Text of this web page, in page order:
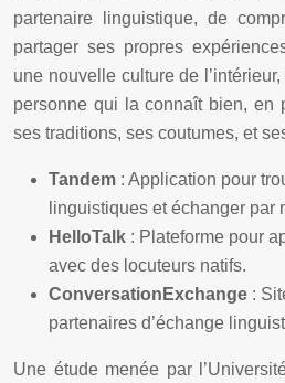
partenaire linguistique, de
partager ses propres
une nouvelle culture de
personne qui la connaît bien, en
ses traditions, ses coutumes, et
Tandem : Application pour
linguistiques et échanger par
HelloTalk : Plateforme pour
avec des locuteurs natifs.
ConversationExchange :
partenaires d’échange
Une étude menée par